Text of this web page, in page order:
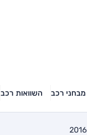
מבחני רכב השוואות רכב
2016